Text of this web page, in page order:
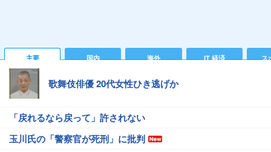
主要 国内 海外 IT 経済 ス
歌舞伎俳優 20代女性ひき逃げか
「戻れるなら戻って」許されない
玉川氏の「警察官が死刑」に批判